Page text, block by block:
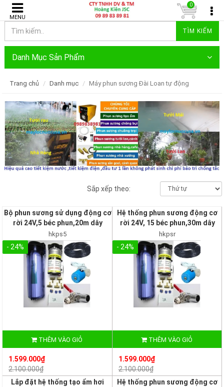
MENU
TÌM KIẾM
0
Danh Mục Sản Phẩm
Trang chủ Danh mục Máy phun sương Đài Loan tự động
Sắp xếp theo:
Bộ phun sương sử dụng động cơ
rời 24V,5 béc phun,20m dây
hkps5
- 24%
THÊM VÀO GIỎ
1.599.000₫
2.100.000₫
Hệ thống phun sương động cơ
rời 24V, 15 béc phun,30m dây
hkpsr
- 24%
THÊM VÀO GIỎ
1.599.000₫
2.100.000₫
Lắp đặt hệ thống tạo ẩm hơi
Hệ thống phun sương động cơ